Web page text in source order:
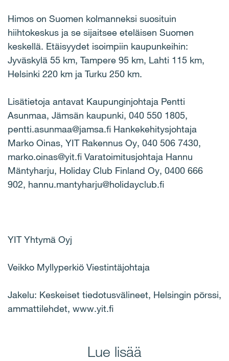
Himos on Suomen kolmanneksi suosituin
hiihtokeskus ja se sijaitsee eteläisen Suomen
keskellä. Etäisyydet isoimpiin kaupunkeihin:
Jyväskylä 55 km, Tampere 95 km, Lahti 115 km,
Helsinki 220 km ja Turku 250 km.
Lisätietoja antavat Kaupunginjohtaja Pentti
Asunmaa, Jämsän kaupunki, 040 550 1805,
pentti.asunmaa@jamsa.fi Hankekehitysjohtaja
Marko Oinas, YIT Rakennus Oy, 040 506 7430,
marko.oinas@yit.fi Varatoimitusjohtaja Hannu
Mäntyharju, Holiday Club Finland Oy, 0400 666
902, hannu.mantyharju@holidayclub.fi
YIT Yhtymä Oyj
Veikko Myllyperkiö Viestintäjohtaja
Jakelu: Keskeiset tiedotusvälineet, Helsingin pörssi,
ammattilehdet, www.yit.fi
Lue lisää